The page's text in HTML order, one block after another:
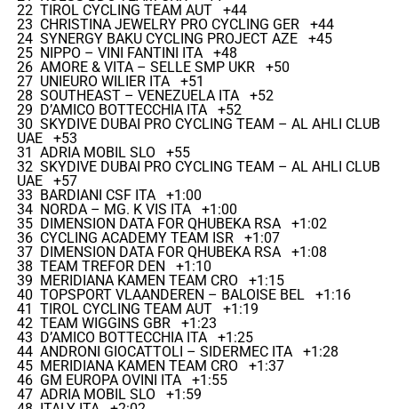
22 TIROL CYCLING TEAM AUT +44
23 CHRISTINA JEWELRY PRO CYCLING GER +44
24 SYNERGY BAKU CYCLING PROJECT AZE +45
25 NIPPO – VINI FANTINI ITA +48
26 AMORE & VITA – SELLE SMP UKR +50
27 UNIEURO WILIER ITA +51
28 SOUTHEAST – VENEZUELA ITA +52
29 D’AMICO BOTTECCHIA ITA +52
30 SKYDIVE DUBAI PRO CYCLING TEAM – AL AHLI CLUB
UAE +53
31 ADRIA MOBIL SLO +55
32 SKYDIVE DUBAI PRO CYCLING TEAM – AL AHLI CLUB
UAE +57
33 BARDIANI CSF ITA +1:00
34 NORDA – MG. K VIS ITA +1:00
35 DIMENSION DATA FOR QHUBEKA RSA +1:02
36 CYCLING ACADEMY TEAM ISR +1:07
37 DIMENSION DATA FOR QHUBEKA RSA +1:08
38 TEAM TREFOR DEN +1:10
39 MERIDIANA KAMEN TEAM CRO +1:15
40 TOPSPORT VLAANDEREN – BALOISE BEL +1:16
41 TIROL CYCLING TEAM AUT +1:19
42 TEAM WIGGINS GBR +1:23
43 D’AMICO BOTTECCHIA ITA +1:25
44 ANDRONI GIOCATTOLI – SIDERMEC ITA +1:28
45 MERIDIANA KAMEN TEAM CRO +1:37
46 GM EUROPA OVINI ITA +1:55
47 ADRIA MOBIL SLO +1:59